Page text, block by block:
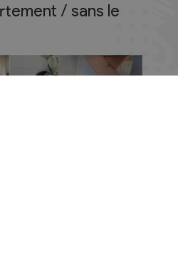
/ sans le